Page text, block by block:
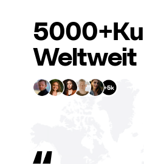
5000+
Weltweit